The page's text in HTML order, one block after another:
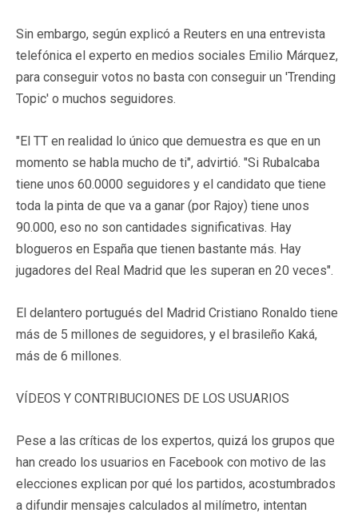
Sin embargo, según explicó a Reuters en una entrevista
telefónica el experto en medios sociales Emilio Márquez,
para conseguir votos no basta con conseguir un 'Trending
Topic' o muchos seguidores.
"El TT en realidad lo único que demuestra es que en un
momento se habla mucho de ti", advirtió. "Si Rubalcaba
tiene unos 60.0000 seguidores y el candidato que tiene
toda la pinta de que va a ganar (por Rajoy) tiene unos
90.000, eso no son cantidades significativas. Hay
blogueros en España que tienen bastante más. Hay
jugadores del Real Madrid que les superan en 20 veces".
El delantero portugués del Madrid Cristiano Ronaldo tiene
más de 5 millones de seguidores, y el brasileño Kaká,
más de 6 millones.
VÍDEOS Y CONTRIBUCIONES DE LOS USUARIOS
Pese a las críticas de los expertos, quizá los grupos que
han creado los usuarios en Facebook con motivo de las
elecciones explican por qué los partidos, acostumbrados
a difundir mensajes calculados al milímetro, intentan